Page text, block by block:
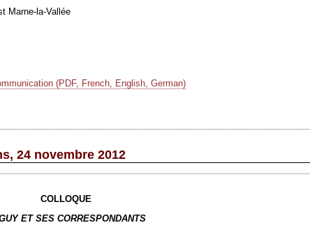
Marne-la-Vallée
(PDF, French, English, German)
24 novembre 2012
COLLOQUE
ET SES CORRESPONDANTS